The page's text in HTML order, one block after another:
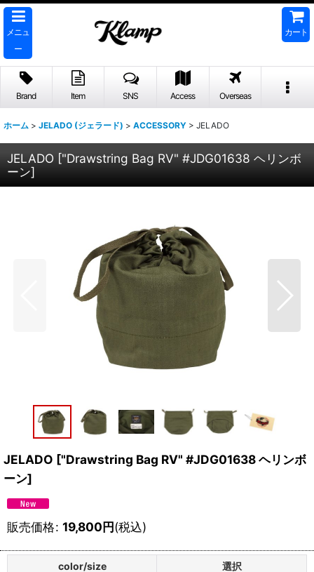
メニュ
ー
カート
Brand Item SNS Access Overseas
ホーム > JELADO (ジェラード) > ACCESSORY > JELADO
JELADO ["Drawstring Bag RV" #JDG01638 ヘリンボ
ーン]
JELADO ["Drawstring Bag RV" #JDG01638 ヘリンボ
ーン]
販売価格: 19,800円(税込)
color/size
選択